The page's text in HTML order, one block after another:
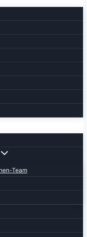
Team